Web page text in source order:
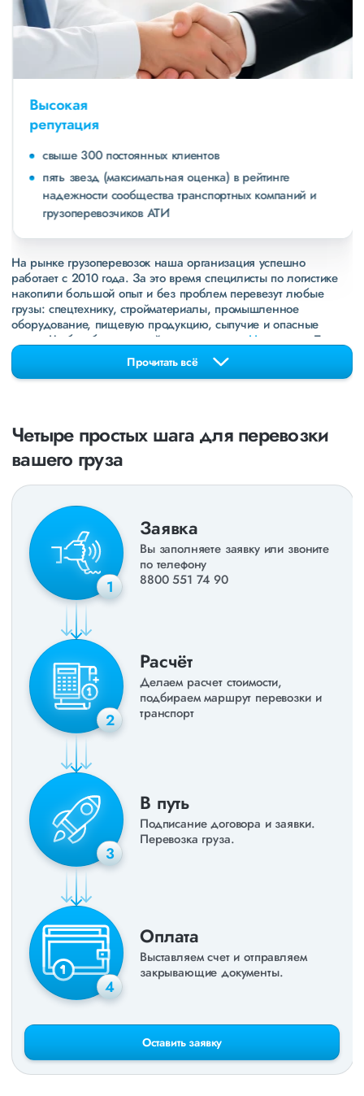
Высокая
репутация
свыше 300 постоянных клиентов
пять звезд (максимальная оценка) в рейтинге
надежности сообщества транспортных компаний и
грузоперевозчиков АТИ
На рынке грузоперевозок наша организация успешно
работает с 2010 года. За это время специлисты по логистике
накопили большой опыт и без проблем перевезут любые
грузы: спецтехнику, стройматериалы, промышленное
оборудование, пищевую продукцию, сыпучие и опасные
грузы. Чтобы убедиться зайдите в раздел
«Наш опыт»
. Там
свежие примеры перевозок, которые обновляются несколько
раз в неделю. Также недавно мы запустили новые
направления вДНРиЛНР. Предоставляем все стандартные
экспедирование. За каждым клиентом закреплен менеджер,
который сообщит о текущем статусе вашего груза. Чтобы
получить коммерческое предложение заполните форму на
РФ).
Прочитать всё
Четыре простых шага для перевозки
вашего груза
1
Заявка
Вы заполняете заявку или звоните
по телефону
8800 551 74 90
2
Расчёт
Делаем расчет стоимости,
подбираем маршрут перевозки и
транспорт
3
В путь
Подписание договора и заявки.
Перевозка груза.
4
Оплата
Выставляем счет и отправляем
закрывающие документы.
Оставить заявку